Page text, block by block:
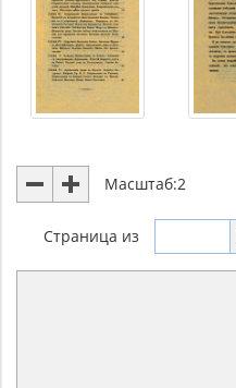
Масштаб:2
Страница из